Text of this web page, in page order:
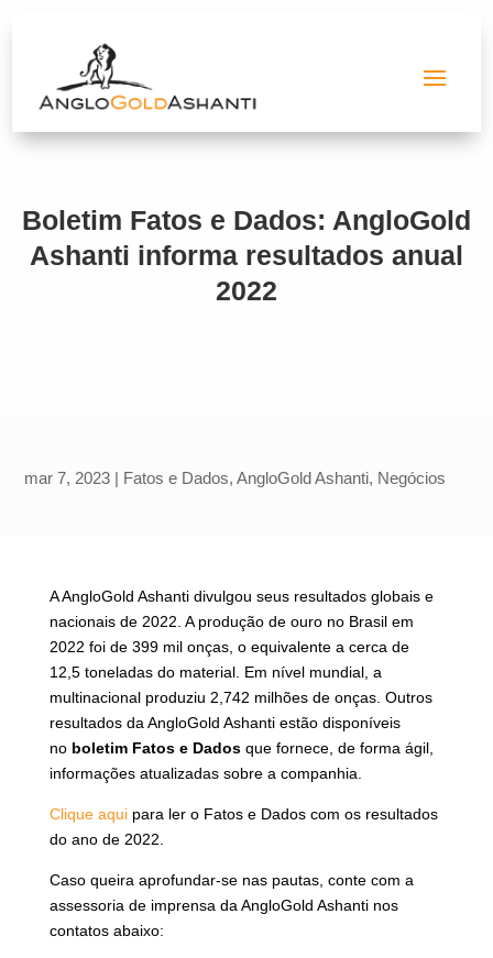
Boletim Fatos e Dados: AngloGold
Ashanti informa resultados anual
2022
mar 7, 2023 | Fatos e Dados,AngloGold Ashanti, Negócios
A AngloGold Ashanti divulgou seus resultados globais e
nacionais de 2022. A produção de ouro no Brasil em
2022 foi de 399 mil onças, o equivalente a cerca de
12,5 toneladas do material. Em nível mundial, a
multinacional produziu 2,742 milhões de onças. Outros
resultados da AngloGold Ashanti estão disponíveis
no boletim Fatos e Dadosque fornece, de forma ágil,
informações atualizadas sobre a companhia.
Clique aquipara ler o Fatos e Dados com os resultados
do ano de 2022.
Caso queira aprofundar-se nas pautas, conte com a
assessoria de imprensa da AngloGold Ashanti nos
contatos abaixo: